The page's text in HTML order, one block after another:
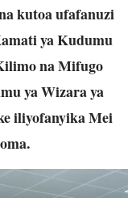
kutoa ufafanuzi
ya Kudumu
na Mifugo
ya Wizara ya
iliyofanyika Mei